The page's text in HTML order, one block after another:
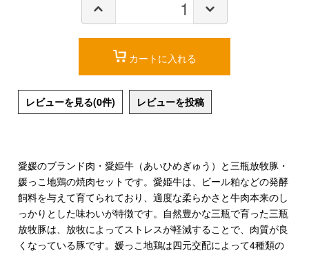
カートに入れる
レビューを見る(0件) レビューを投稿
愛媛のブランド肉・愛姫牛（あいひめぎゅう）と三瓶放牧豚・
媛っこ地鶏の焼肉セットです。愛姫牛は、ビール粕などの発酵
飼料を与えて育てられており、適度な柔らかさと牛肉本来のし
っかりとした味わいが特徴です。自然豊かな三瓶で育った三瓶
放牧豚は、放牧によってストレスが軽減することで、肉質が良
くなっている豚です。媛っこ地鶏は四元交配によって4種類の